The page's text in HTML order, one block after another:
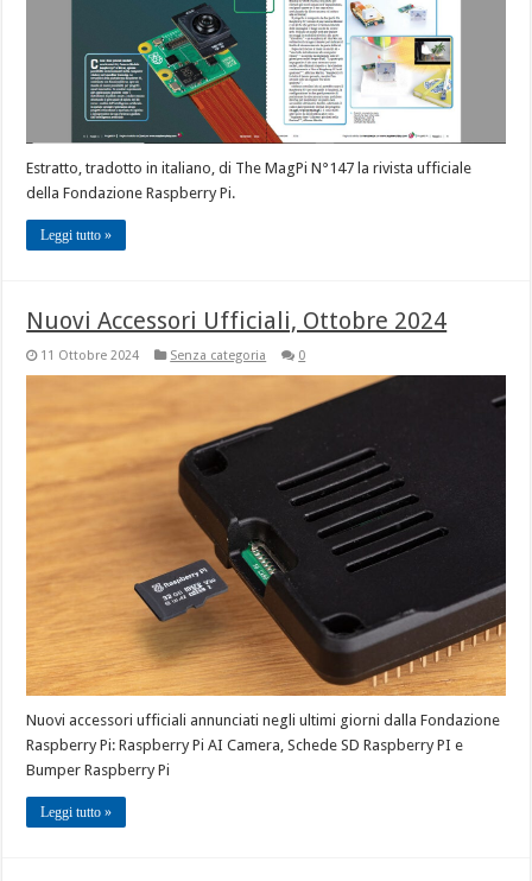
Estratto, tradotto in italiano, di The MagPi N°147 la rivista ufficiale
della Fondazione Raspberry Pi.
Leggi tutto »
Nuovi Accessori Ufficiali, Ottobre 2024
11 Ottobre 2024 Senza categoria 0
Nuovi accessori ufficiali annunciati negli ultimi giorni dalla Fondazione
Raspberry Pi: Raspberry Pi AI Camera, Schede SD Raspberry PI e
Bumper Raspberry Pi
Leggi tutto »